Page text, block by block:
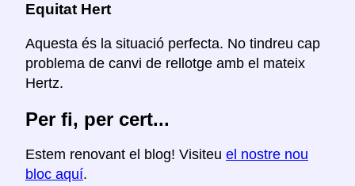
Equitat Hert
Aquesta és la situació perfecta. No tindreu cap
problema de canvi de rellotge amb el mateix
Hertz.
Per fi, per cert...
Estem renovant el blog! Visiteu el nostre nou
bloc aquí.